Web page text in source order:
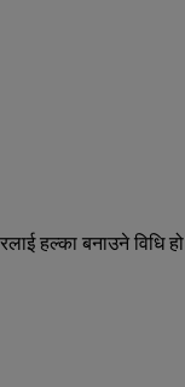
हल्का बनाउने विधि